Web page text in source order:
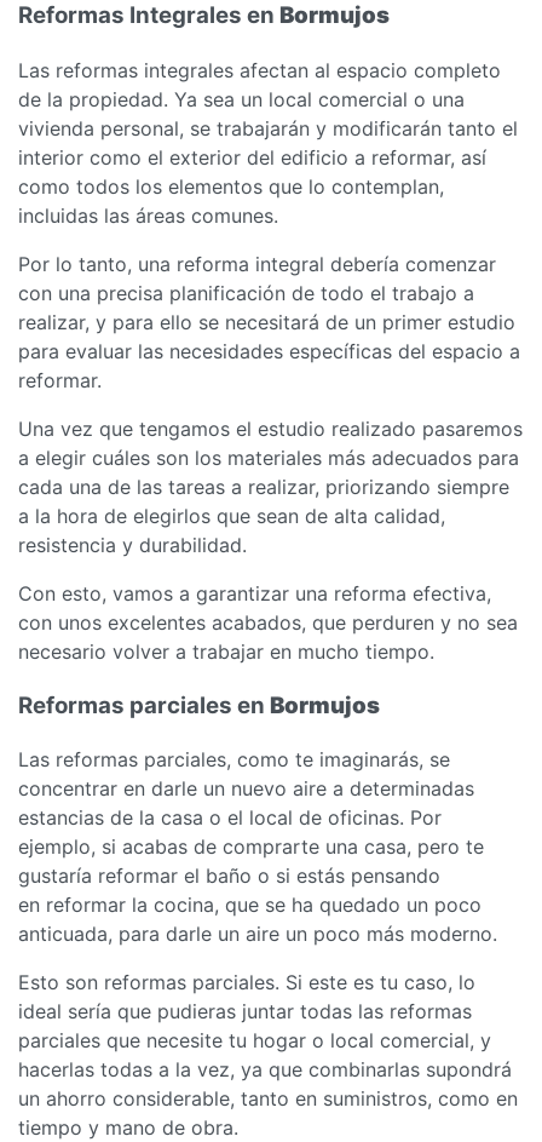
Reformas Integrales en Bormujos
Las reformas integrales afectan al espacio completo
de la propiedad. Ya sea un local comercial o una
vivienda personal, se trabajarán y modificarán tanto el
interior como el exterior del edificio a reformar, así
como todos los elementos que lo contemplan,
incluidas las áreas comunes.
Por lo tanto, una reforma integral debería comenzar
con una precisa planificación de todo el trabajo a
realizar, y para ello se necesitará de un primer estudio
para evaluar las necesidades específicas del espacio a
reformar.
Una vez que tengamos el estudio realizado pasaremos
a elegir cuáles son los materiales más adecuados para
cada una de las tareas a realizar, priorizando siempre
a la hora de elegirlos que sean de alta calidad,
resistencia y durabilidad.
Con esto, vamos a garantizar una reforma efectiva,
con unos excelentes acabados, que perduren y no sea
necesario volver a trabajar en mucho tiempo.
Reformas parciales en Bormujos
Las reformas parciales, como te imaginarás, se
concentrar en darle un nuevo aire a determinadas
estancias de la casa o el local de oficinas. Por
ejemplo, si acabas de comprarte una casa, pero te
gustaría reformar el baño o si estás pensando
en reformar la cocina, que se ha quedado un poco
anticuada, para darle un aire un poco más moderno.
Esto son reformas parciales. Si este es tu caso, lo
ideal sería que pudieras juntar todas las reformas
parciales que necesite tu hogar o local comercial, y
hacerlas todas a la vez, ya que combinarlas supondrá
un ahorro considerable, tanto en suministros, como en
tiempo y mano de obra.